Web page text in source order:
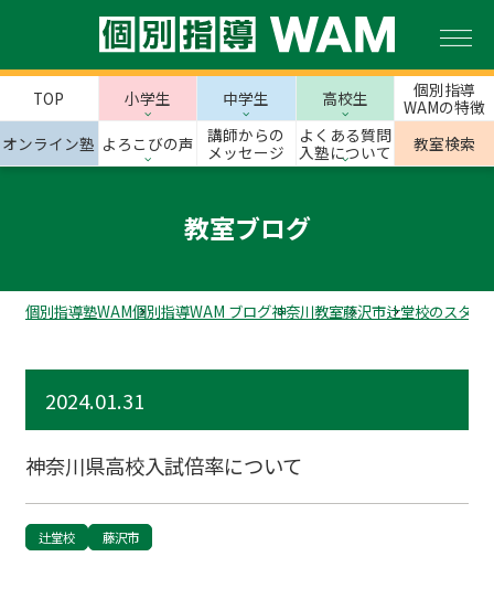
TOP 小学生 中学生 高校生
個別指導
WAMの特徴
オンライン塾 よろこびの声
講師からの
メッセージ
よくある質問
入塾について
教室検索
教室ブログ
個別指導塾WAM個別指導WAM ブログ神奈川教室藤沢市辻堂校のスタッ
2024.01.31
神奈川県高校入試倍率について
辻堂校 藤沢市